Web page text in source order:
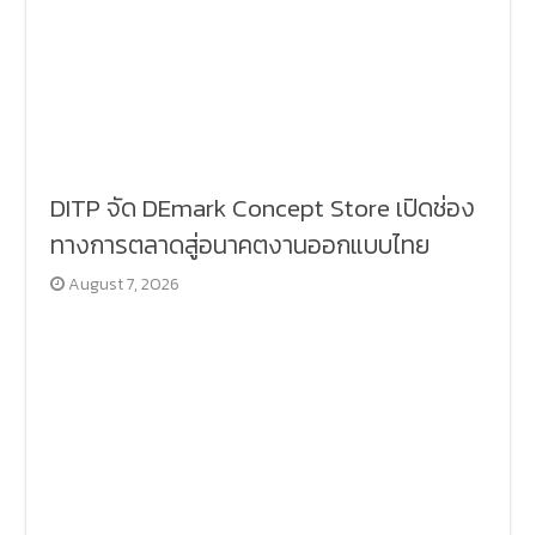
DITP จัด DEmark Concept Store เปิดช่อง
ทางการตลาดสู่อนาคตงานออกแบบไทย
August 7, 2026